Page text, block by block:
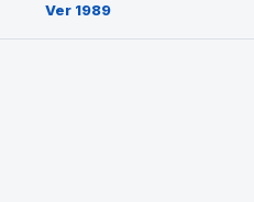
Ver 1989